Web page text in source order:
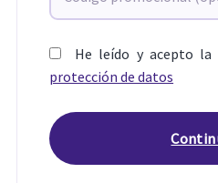
He leído y acepto la
protección de datos